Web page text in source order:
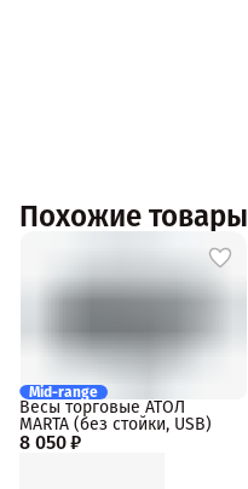
Похожие товары
Mid-range
8 050 ₽
Весы торговые АТОЛ
MARTA (без стойки, USB)